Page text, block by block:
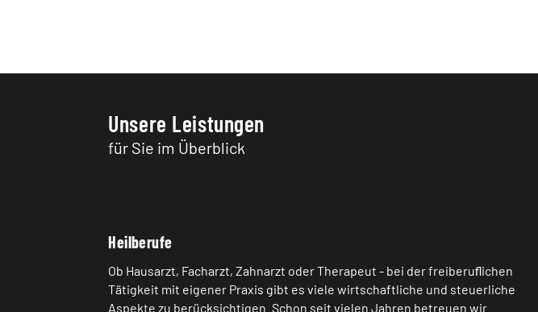
Unsere Leistungen
für Sie im Überblick
Heilberufe
Ob Hausarzt, Facharzt, Zahnarzt oder Therapeut - bei der freiberuﬂichen
Tätigkeit mit eigener Praxis gibt es viele wirtschaftliche und steuerliche
Aspekte zu berücksichtigen. Schon seit vielen Jahren betreuen wir